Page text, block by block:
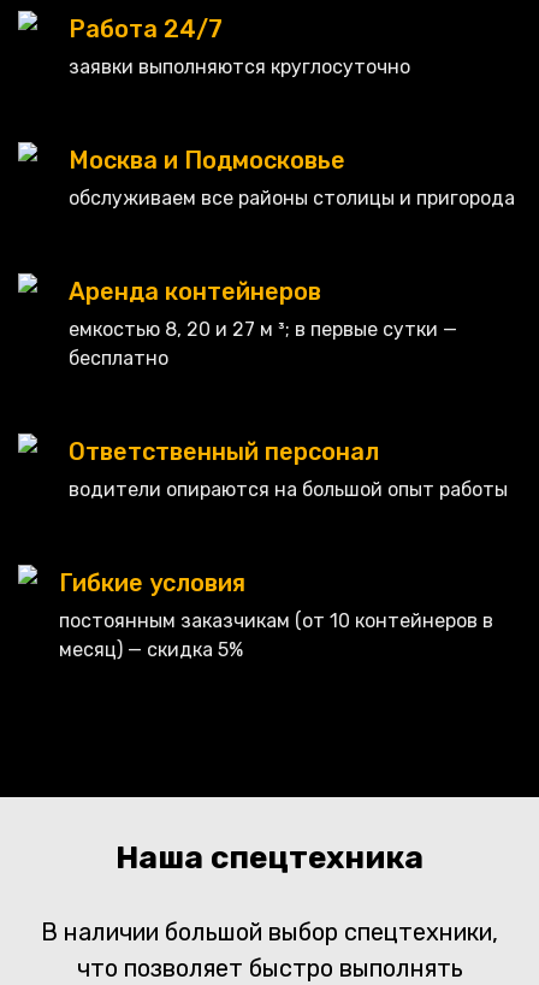
Работа 24/7
заявки выполняются круглосуточно
Москва и Подмосковье
обслуживаем все районы столицы и пригорода
Аренда контейнеров
емкостью 8, 20 и 27 м ³; в первые сутки —
бесплатно
Ответственный персонал
водители опираются на большой опыт работы
Гибкие условия
постоянным заказчикам (от 10 контейнеров в
месяц) — скидка 5%
Наша спецтехника
В наличии большой выбор спецтехники,
что позволяет быстро выполнять